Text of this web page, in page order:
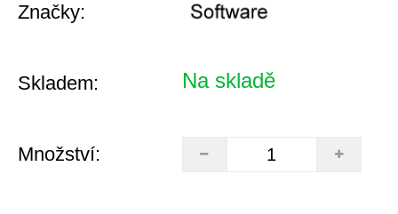
Značky:
Skladem: Na skladě
Množství: